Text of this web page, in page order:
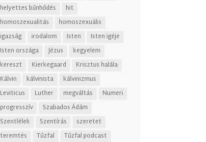
helyettes bűnhődés
hit
homoszexualitás
homoszexuális
igazság
irodalom Isten
Isten igéje
Isten országa
Jézus
kegyelem
kereszt
Kierkegaard
Krisztus halála
Kálvin
kálvinista
kálvinizmus
Leviticus
Luther megváltás
Numeri
progresszív
Szabados Ádám
Szentlélek
Szentírás
szeretet
teremtés
Tűzfal Tűzfal podcast